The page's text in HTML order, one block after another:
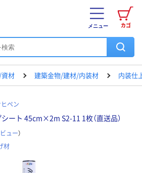
カゴ
メニュー
材 建築金物/建材/内装材 内装仕
ペン
ート 45cm×2m S2-11 1枚（直送品）
ュー）
材